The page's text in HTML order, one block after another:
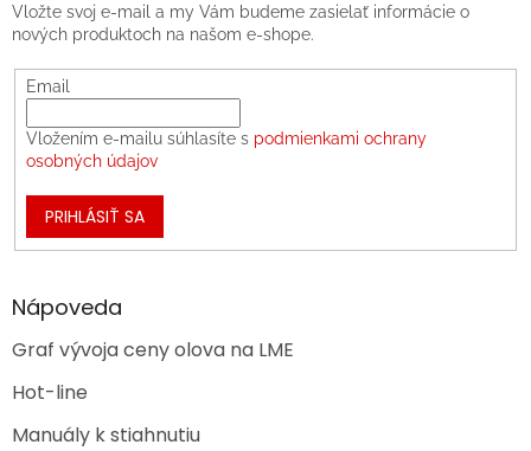
Vložte svoj e-mail a my Vám budeme zasielať informácie o
nových produktoch na našom e-shope.
Email
Vložením e-mailu súhlasíte s podmienkami ochrany
osobných údajov
PRIHLÁSIŤ SA
Nápoveda
Graf vývoja ceny olova na LME
Hot-line
Manuály k stiahnutiu